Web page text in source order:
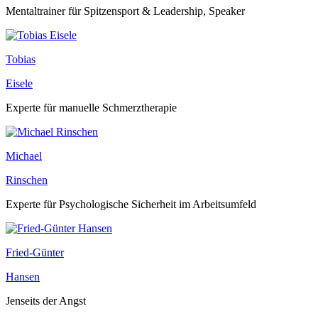
Mentaltrainer für Spitzensport & Leadership, Speaker
Tobias
Eisele
Experte für manuelle Schmerztherapie
Michael
Rinschen
Experte für Psychologische Sicherheit im Arbeitsumfeld
Fried-Günter
Hansen
Jenseits der Angst